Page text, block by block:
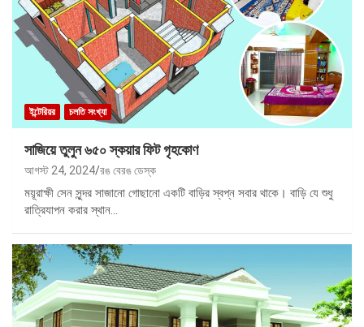
ইন্টেরিয়র চলতি সংখ্যা
সাজিয়ে তুলুন ৬৫০ স্কয়ার ফিট গৃহকোণ
আগস্ট 24, 2024 রঙ বেরঙ ডেস্ক
ময়ূরাক্ষী সেন সুন্দর সাজানো গোছানো একটি বাড়ির স্বপ্ন সবার থাকে। বাড়ি যে শুধু
রাত্রিযাপন করার স্থান…